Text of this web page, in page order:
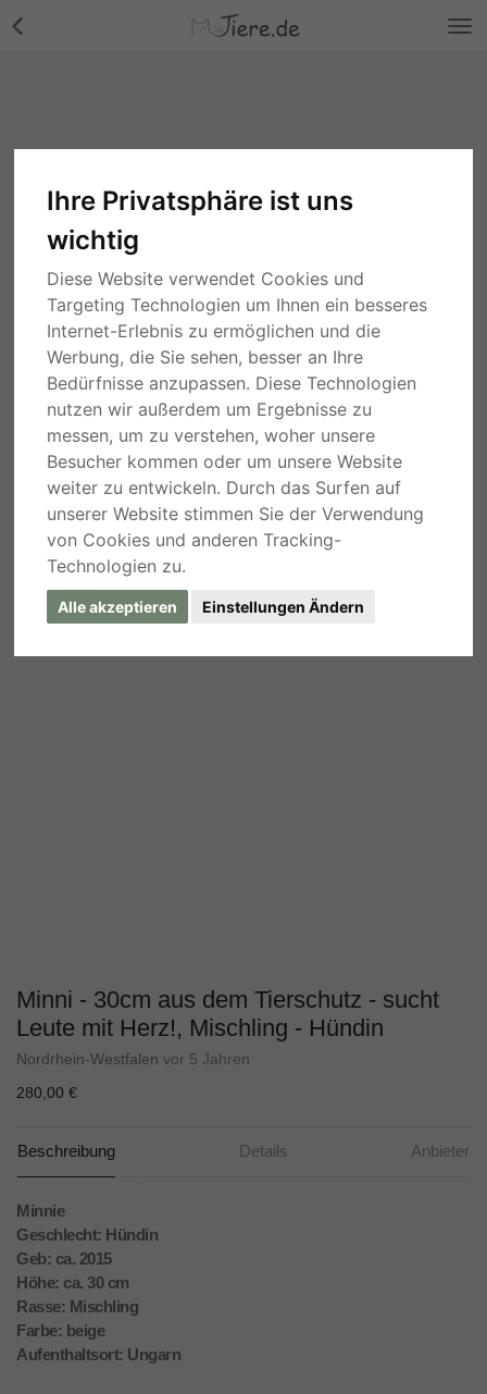
Ihre Privatsphäre ist uns
wichtig
Diese Website verwendet Cookies und
Targeting Technologien um Ihnen ein besseres
Internet-Erlebnis zu ermöglichen und die
Werbung, die Sie sehen, besser an Ihre
Bedürfnisse anzupassen. Diese Technologien
nutzen wir außerdem um Ergebnisse zu
messen, um zu verstehen, woher unsere
Besucher kommen oder um unsere Website
weiter zu entwickeln. Durch das Surfen auf
unserer Website stimmen Sie der Verwendung
von Cookies und anderen Tracking-
Technologien zu.
Alle akzeptieren Einstellungen Ändern
Minni - 30cm aus dem Tierschutz - sucht
Leute mit Herz!, Mischling - Hündin
Nordrhein-Westfalen vor 5 Jahren
280,00 €
Beschreibung Details Anbieter
Minnie
Geschlecht: Hündin
Geb: ca. 2015
Höhe: ca. 30 cm
Rasse: Mischling
Farbe: beige
Aufenthaltsort: Ungarn